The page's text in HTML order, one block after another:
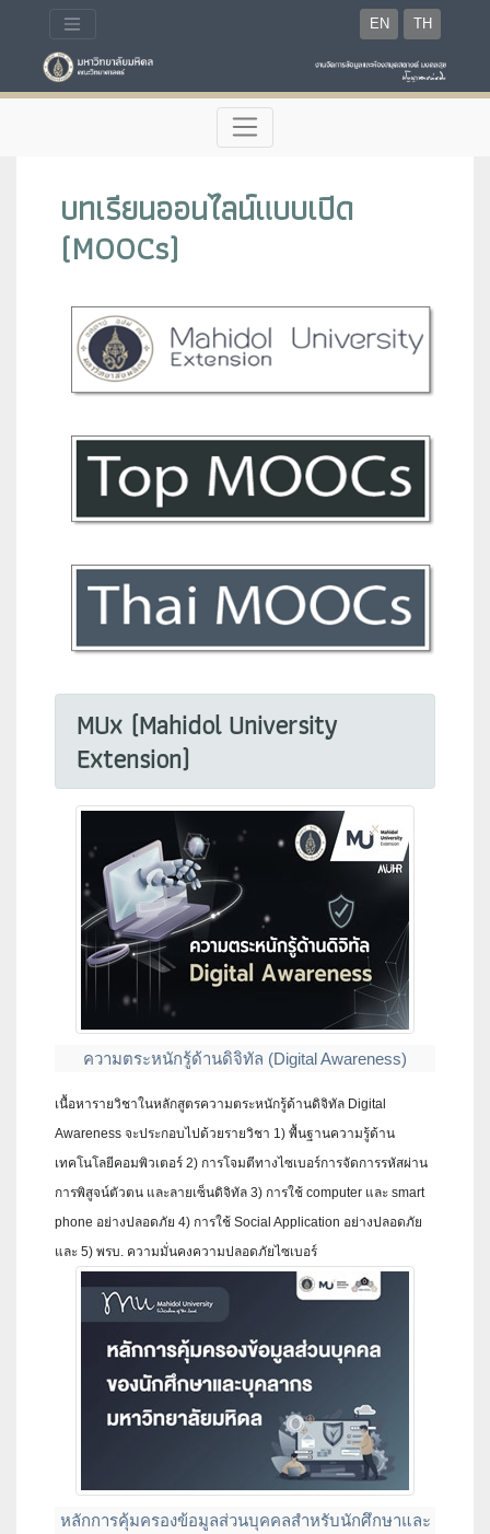
EN TH
บทเรียนออนไลน์แบบเปิด
(MOOCs)
MUx (Mahidol University
Extension)
ความตระหนักรู้ด้านดิจิทัล (Digital Awareness)
เนื้อหารายวิชาในหลักสูตรความตระหนักรู้ด้านดิจิทัล Digital
Awareness จะประกอบไปด้วยรายวิชา 1) พื้นฐานความรู้ด้าน
เทคโนโลยีคอมพิวเตอร์ 2) การโจมตีทางไซเบอร์การจัดการรหัสผ่าน
การพิสูจน์ตัวตน และลายเซ็นดิจิทัล 3) การใช้ computer และ smart
phone อย่างปลอดภัย 4) การใช้ Social Application อย่างปลอดภัย
และ 5) พรบ. ความมั่นคงความปลอดภัยไซเบอร์
หลักการคุ้มครองข้อมูลส่วนบุคคลสำหรับนักศึกษาและ